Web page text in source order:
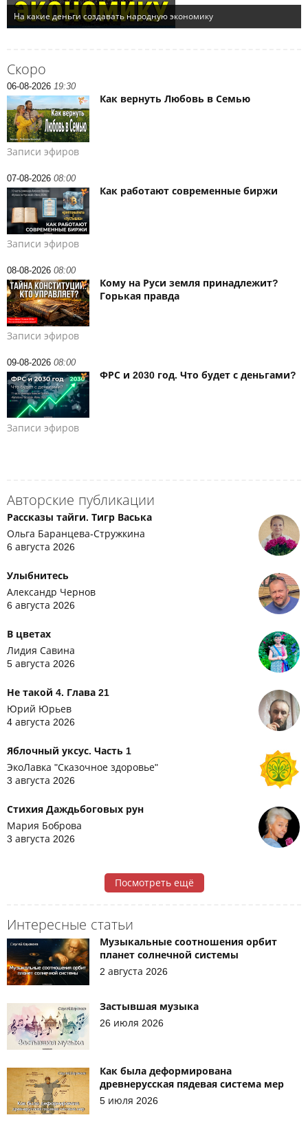
Скоро
06-08-2026 19:30
Как вернуть Любовь в Семью
Записи эфиров
07-08-2026 08:00
Как работают современные биржи
Записи эфиров
08-08-2026 08:00
Кому на Руси земля принадлежит?
Горькая правда
Записи эфиров
09-08-2026 08:00
ФРС и 2030 год. Что будет с деньгами?
Записи эфиров
Авторские публикации
Рассказы тайги. Тигр Васька
Ольга Баранцева-Стружкина
6 августа 2026
Улыбнитесь
Александр Чернов
6 августа 2026
В цветах
Лидия Савина
5 августа 2026
Не такой 4. Глава 21
Юрий Юрьев
4 августа 2026
Яблочный уксус. Часть 1
ЭкоЛавка "Сказочное здоровье"
3 августа 2026
Стихия Даждьбоговых рун
Мария Боброва
3 августа 2026
Посмотреть ещё
Интересные статьи
Музыкальные соотношения орбит
планет солнечной системы
2 августа 2026
Застывшая музыка
26 июля 2026
Как была деформирована
древнерусская пядевая система мер
5 июля 2026